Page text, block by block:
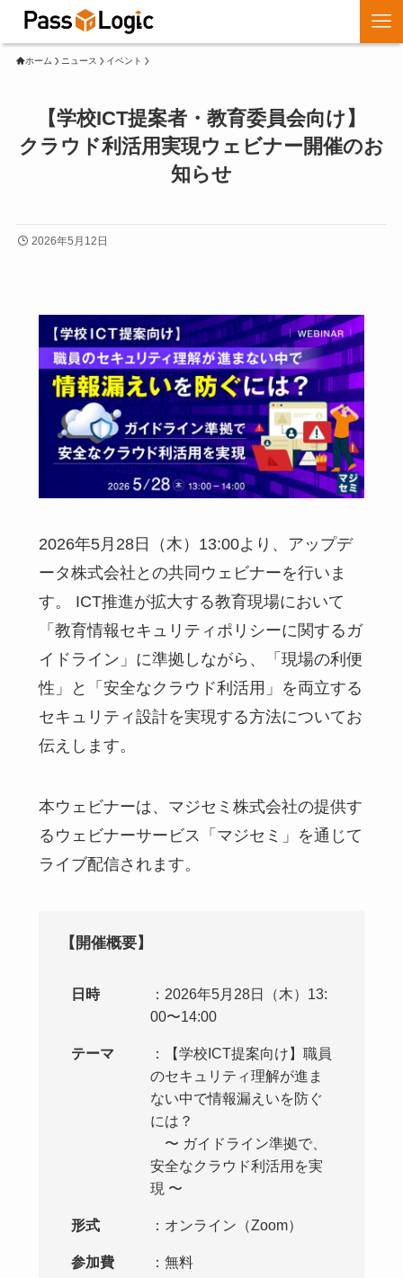
ホーム ニュース イベント
【学校ICT提案者・教育委員会向け】
クラウド利活用実現ウェビナー開催のお
知らせ
2026年5月12日
2026年5月28日（木）13:00より、アップデ
ータ株式会社との共同ウェビナーを行いま
す。 ICT推進が拡大する教育現場において
「教育情報セキュリティポリシーに関するガ
イドライン」に準拠しながら、「現場の利便
性」と「安全なクラウド利活用」を両立する
セキュリティ設計を実現する方法についてお
伝えします。
本ウェビナーは、マジセミ株式会社の提供す
るウェビナーサービス「マジセミ」を通じて
ライブ配信されます。
【開催概要】
日時
：2026年5月28日（木）13:
00〜14:00
テーマ
：【学校ICT提案向け】職員
のセキュリティ理解が進ま
ない中で情報漏えいを防ぐ
には？
〜 ガイドライン準拠で、
安全なクラウド利活用を実
現 〜
形式 ：オンライン（Zoom）
参加費 ：無料